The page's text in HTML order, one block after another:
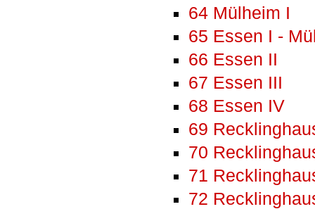
64 Mülheim I
65 Essen I -
66 Essen II
67 Essen III
68 Essen IV
69
70
71
72